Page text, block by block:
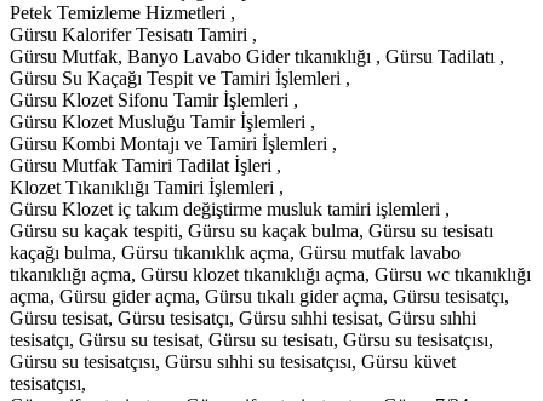
Petek Temizleme Hizmetleri ,
Gürsu Kalorifer Tesisatı Tamiri ,
Gürsu Mutfak, Banyo Lavabo Gider tıkanıklığı , Gürsu Tadilatı ,
Gürsu Su Kaçağı Tespit ve Tamiri İşlemleri ,
Gürsu Klozet Sifonu Tamir İşlemleri ,
Gürsu Klozet Musluğu Tamir İşlemleri ,
Gürsu Kombi Montajı ve Tamiri İşlemleri ,
Gürsu Mutfak Tamiri Tadilat İşleri ,
Klozet Tıkanıklığı Tamiri İşlemleri ,
Gürsu Klozet iç takım değiştirme musluk tamiri işlemleri ,
Gürsu su kaçak tespiti, Gürsu su kaçak bulma, Gürsu su tesisatı
kaçağı bulma, Gürsu tıkanıklık açma, Gürsu mutfak lavabo
tıkanıklığı açma, Gürsu klozet tıkanıklığı açma, Gürsu wc tıkanıklığı
açma, Gürsu gider açma, Gürsu tıkalı gider açma, Gürsu tesisatçı,
Gürsu tesisat, Gürsu tesisatçı, Gürsu sıhhi tesisat, Gürsu sıhhi
tesisatçı, Gürsu su tesisat, Gürsu su tesisatı, Gürsu su tesisatçısı,
Gürsu su tesisatçısı, Gürsu sıhhi su tesisatçısı, Gürsu küvet
tesisatçısı,